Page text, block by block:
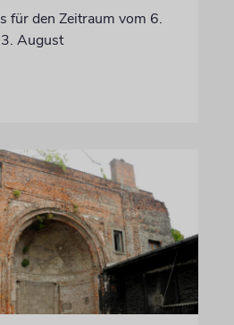
für den Zeitraum vom 6.
August